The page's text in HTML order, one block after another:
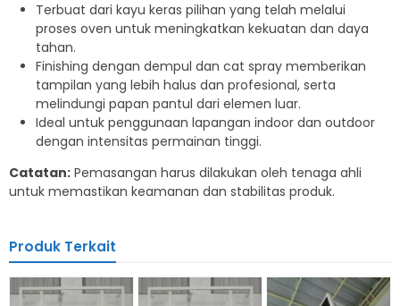
Terbuat dari kayu keras pilihan yang telah melalui
proses oven untuk meningkatkan kekuatan dan daya
tahan.
Finishing dengan dempul dan cat spray memberikan
tampilan yang lebih halus dan profesional, serta
melindungi papan pantul dari elemen luar.
Ideal untuk penggunaan lapangan indoor dan outdoor
dengan intensitas permainan tinggi.
Catatan: Pemasangan harus dilakukan oleh tenaga ahli
untuk memastikan keamanan dan stabilitas produk.
Produk Terkait